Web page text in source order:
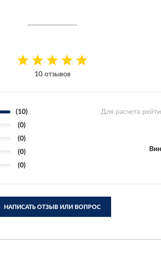
10 отзывов
(10)
(0)
(0)
(0)
(0)
Для расчета
НАПИСАТЬ ОТЗЫВ ИЛИ ВОПРОС